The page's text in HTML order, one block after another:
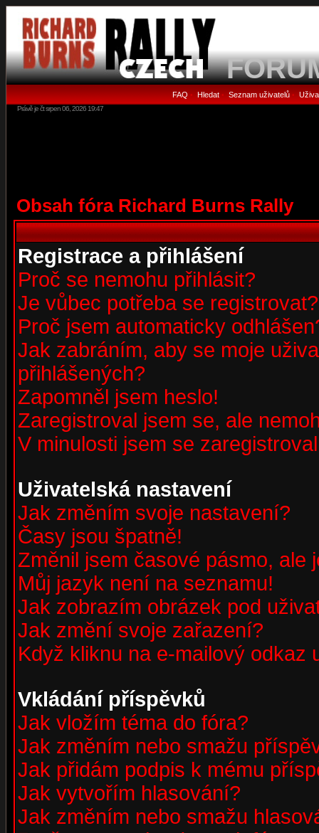
FAQ • Hledat• Seznam uživatelů•
Právě je čt srpen 06, 2026 19:47
Obsah fóra Richard Burns Rally
Registrace a přihlášení
Proč se nemohu přihlásit?
Je vůbec potřeba se registrovat?
Proč jsem automaticky
Jak zabráním, aby se moje
přihlášených?
Zapomněl jsem heslo!
Zaregistroval jsem se, ale
V minulosti jsem se
Uživatelská nastavení
Jak změním svoje nastavení?
Časy jsou špatně!
Změnil jsem časové pásmo, ale
Můj jazyk není na seznamu!
Jak zobrazím obrázek pod
Jak změní svoje zařazení?
Když kliknu na e-mailový odkaz
Vkládání příspěvků
Jak vložím téma do fóra?
Jak změním nebo smažu
Jak přidám podpis k mému
Jak vytvořím hlasování?
Jak změním nebo smažu